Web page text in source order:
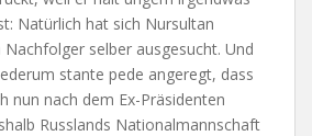
Natürlich hat sich Nursultan
selber ausgesucht. Und
stante pede angeregt, dass
nun nach dem Ex-Präsidenten
Russlands Nationalmannschaft